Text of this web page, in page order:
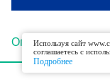
Описание
Используя сайт
соглашаетесь с
Подробнее